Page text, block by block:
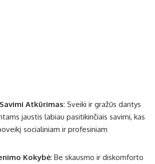
Atkūrimas: Sveiki ir gražūs dantys
jaustis labiau pasitikinčiais savimi, kas
socialiniam ir profesiniam
Kokybė: Be skausmo ir diskomforto